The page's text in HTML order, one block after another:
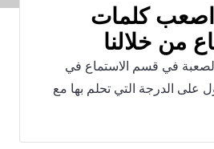
كلمات
من خلالنا
في قسم الاستماع في
على الدرجة التي تحلم بها مع